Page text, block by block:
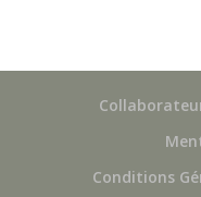
Conditions